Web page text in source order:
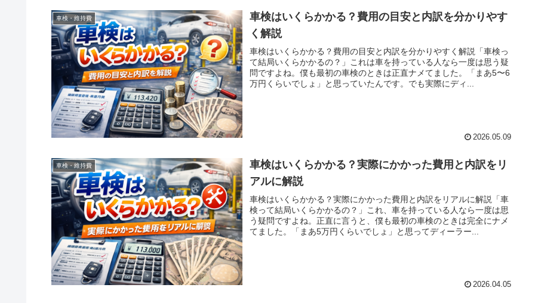
車検・維持費
車検はいくらかかる？費用の目安と内訳を分かりやす
く解説
車検はいくらかかる？費用の目安と内訳を分かりやすく解説「車検っ
て結局いくらかかるの？」これは車を持っている人なら一度は思う疑
問ですよね。僕も最初の車検のときは正直ナメてました。「まあ5〜6
万円くらいでしょ」と思っていたんです。でも実際にディ...
2026.05.09
車検・維持費
車検はいくらかかる？実際にかかった費用と内訳をリ
アルに解説
車検はいくらかかる？実際にかかった費用と内訳をリアルに解説「車
検って結局いくらかかるの？」これ、車を持っている人なら一度は思
う疑問ですよね。正直に言うと、僕も最初の車検のときは完全にナメ
てました。「まあ5万円くらいでしょ」と思ってディーラー...
2026.04.05